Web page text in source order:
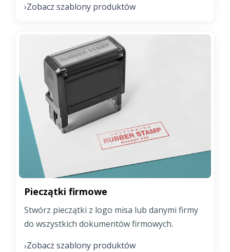
›Zobacz szablony produktów
Pieczątki firmowe
Stwórz pieczątki z logo misa lub danymi firmy
do wszystkich dokumentów firmowych.
›Zobacz szablony produktów